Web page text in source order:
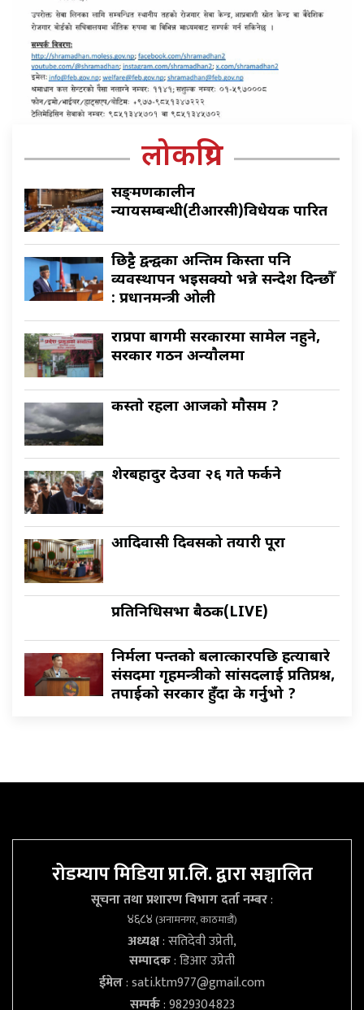
लोकप्रिय
सङ्क्रमणकालीन
न्यायसम्बन्धी(टीआरसी)विधेयक पारित
छिट्टै द्वन्द्वका अन्तिम किस्ता पनि
व्यवस्थापन भइसक्यो भन्ने सन्देश दिन्छौँ
: प्रधानमन्त्री ओली
राप्रपा बागमी सरकारमा सामेल नहुने,
सरकार गठन अन्याैलमा
कस्ताे रहला आजकाे माैसम ?
शेरबहादुर देउवा २६ गते फर्कने
आदिवासी दिवसको तयारी पूरा
प्रतिनिधिसभा बैठक(LIVE)
निर्मला पन्तको बलात्कारपछि हत्याबारे
संसदमा गृहमन्त्रीको सांसदलाई प्रतिप्रश्न,
तपाईको सरकार हुँदा के गर्नुभो ?
रोडम्याप मिडिया प्रा.लि. द्वारा सञ्चालित
सूचना तथा प्रशारण विभाग दर्ता नम्बर:
४६८४(अनामनगर, काठमाडौं)
अध्यक्ष: सतिदेवी उप्रेती,
सम्पादक: डिआर उप्रेती
ईमेल:sati.ktm977@gmail.com
सम्पर्क: 9829304823